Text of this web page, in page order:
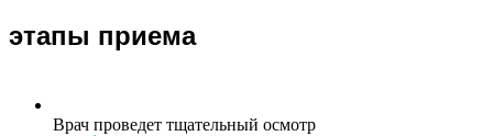
этапы приема
Врач проведет тщательный осмотр